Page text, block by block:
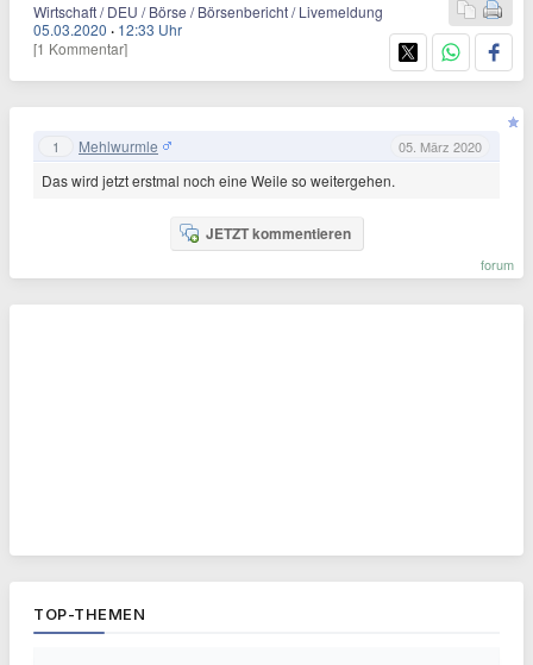
Wirtschaft / DEU / Börse / Börsenbericht / Livemeldung
05.03.2020 · 12:33 Uhr
[1 Kommentar]
1 Mehlwurmle 05. März 2020
Das wird jetzt erstmal noch eine Weile so weitergehen.
JETZT kommentieren
forum
TOP-THEMEN